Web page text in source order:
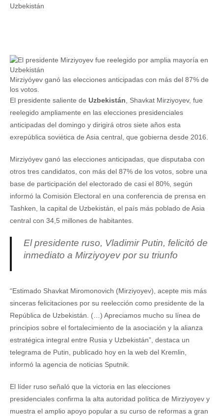
Mirziyóyev ganó las elecciones anticipadas con más del 87% de
los votos.
El presidente saliente de Uzbekistán , Shavkat Mirziyoyev, fue
reelegido ampliamente en las elecciones presidenciales
anticipadas del domingo y dirigirá otros siete años esta
exrepública soviética de Asia central, que gobierna desde 2016.
Mirziyóyev ganó las elecciones anticipadas, que disputaba con
otros tres candidatos, con más del 87% de los votos, sobre una
base de participación del electorado de casi el 80%, según
informó la Comisión Electoral en una conferencia de prensa en
Tashken, la capital de Uzbekistán, el país más poblado de Asia
central con 34,5 millones de habitantes.
El presidente ruso, Vladimir Putin, felicitó de
inmediato a Mirziyoyev por su triunfo
“Estimado Shavkat Miromonovich (Mirziyoyev), acepte mis más
sinceras felicitaciones por su reelección como presidente de la
República de Uzbekistán. (…) Apreciamos mucho su línea de
principios sobre el fortalecimiento de la asociación y la alianza
estratégica integral entre Rusia y Uzbekistán”, destaca un
telegrama de Putin, publicado hoy en la web del Kremlin,
informó la agencia de noticias Sputnik.
El líder ruso señaló que la victoria en las elecciones
presidenciales confirma la alta autoridad política de Mirziyoyev y
muestra el amplio apoyo popular a su curso de reformas a gran